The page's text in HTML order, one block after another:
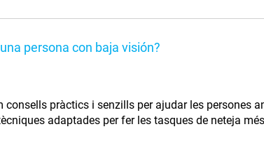
persona con baja visión?
consells pràctics i senzills per ajudar les persones
adaptades per fer les tasques de neteja